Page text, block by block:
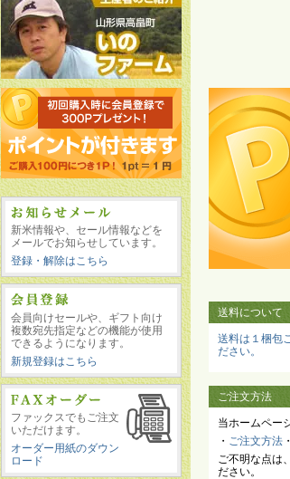
送料について
送料は１梱包
ださい。
ご注文方法
当ホームペー
・ ご注文方法 ・
ご不明な点は
ださい。
新米情報や、セール情報などを
メールでお知らせしています。
登録・解除はこちら
会員向けセールや、ギフト向け
複数宛先指定などの機能が使用
できるようになります。
新規登録はこちら
ファックスでもご注文
いただけます。
オーダー用紙のダウン
ロード